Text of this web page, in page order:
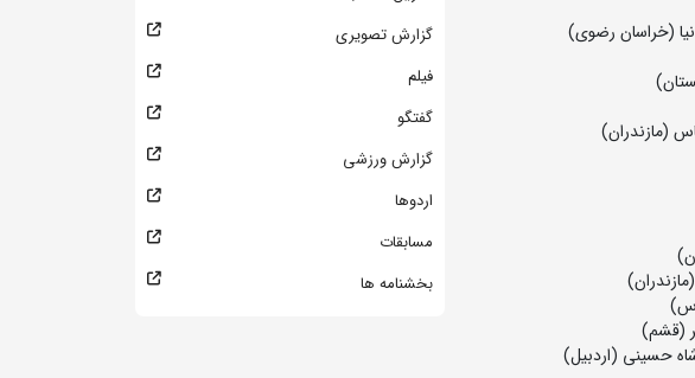
گزارش تصویری
فیلم
گفتگو
گزارش ورزشی
اردوها
مسابقات
بخشنامه ها